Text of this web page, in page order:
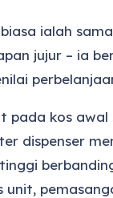
ialah
jujur – ia
pada kos
dispenser
unit,